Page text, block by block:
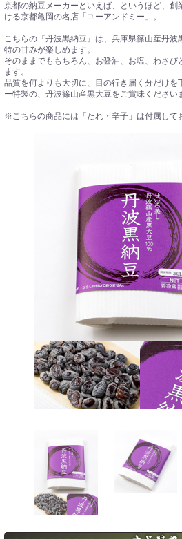
京都の納豆メーカーといえば、というほど、
ける京都亀岡の名店「ユーアンドミー」。
こちらの『丹波黒納豆』は、兵庫県篠山産丹
特の甘みが楽しめます。
そのままでももちろん、お醤油、お塩、わさ
ます。
品質を何よりも大切に、目の行き届く分だけを
ー特製の、丹波篠山産黒大豆をご賞味ください
※こちらの商品には「たれ・辛子」は付属して